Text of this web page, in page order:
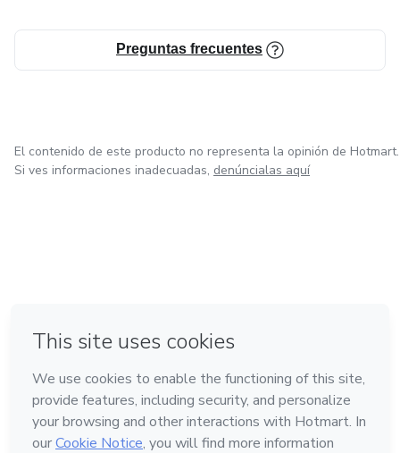
Preguntas frecuentes
El contenido de este producto no representa la opinión de Hotmart.
Si ves informaciones inadecuadas, denúncialas aquí
Hecho con❤ en Ciudad de México
Conoce Hotmart